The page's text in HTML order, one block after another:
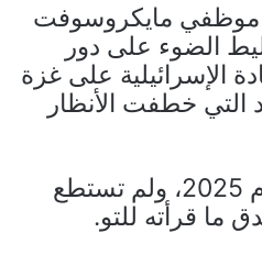
موظفي مايكروسوفت
الضوء على دور
الإسرائيلية على غزة
التي خطفت الأنظار
كان ذلك في أوائل عام 2025، ولم تستطع
ما قرأته للتو.